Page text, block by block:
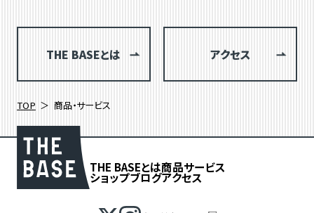
THE BASEとは アクセス
TOP 商品・サービス
THE BASEとは商品サービス
ショップブログアクセス